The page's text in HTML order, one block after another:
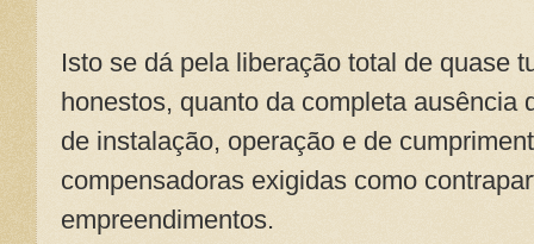
Isto se dá pela liberação total de quase
honestos, quanto da completa ausência
de instalação, operação e de
compensadoras exigidas como
empreendimentos.